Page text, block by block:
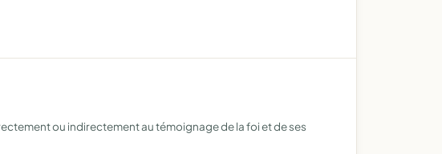
ou indirectement au témoignage de la foi et de ses